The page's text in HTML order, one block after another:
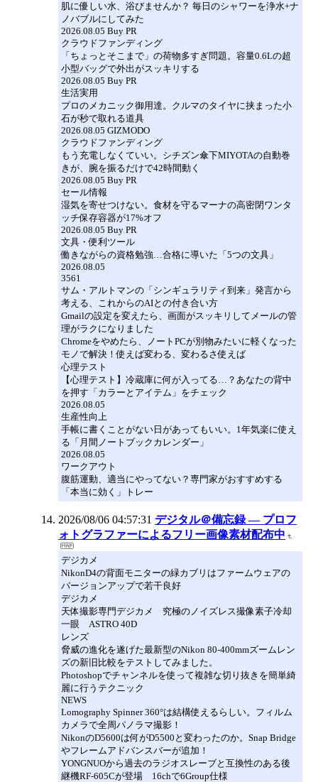
肌に優しい水、浴びませんか？ 毎日のシャワーを浄水+ナ
ノバブルにしてみた
2026.08.05 Buy PR
クラウドファンディング
「ちょっとそこまで」の荷物多すぎ問題。容量0.6Lの超
小型バッグで外出がスッキリする
2026.08.05 Buy PR
生活実用
プロのメカニック御用達。クルマのタイヤに挟まった小
石が秒で取れる道具
2026.08.05 GIZMODO
クラウドファンディング
もう充電しなくていい。シチズン傘下MIYOTAの自動巻
きが、腕を振るだけで42時間動く
2026.08.05 Buy PR
セール情報
湿気を寄せつけない。食材を守るマーナの高密閉ワンタ
ッチ保存容器が17%オフ
2026.08.05 Buy PR
文具・便利ツール
働きながらの資格勉強…合格に導いた「5つの文具」
2026.08.05
3561
サム・アルトマンの「シンギュラリティ到来」発言から
考える、これからのAIとの付き合い方
Gmailの設定を変えたら、画面がスッキリしてメールの管
理がラクになりました
Chromeをやめたら、ノートPCが別物みたいに軽くなった
モノで解決！使えば変わる、変わるさ使えば
心理テスト
【心理テスト】冷蔵庫に何が入ってる…？あなたの背中
を押す「カラーとアイテム」をチェック
2026.08.05
生産性向上
手帳に書くことがない日があってもいい。1年気楽に使え
る「月間ノートブックカレンダー」
2026.08.05
ワークアウト
腹筋運動、適当にやってない？専門家がおすすめする
「本当に効く」トレー
2026/08/06 04:57:31 デジタル＠備忘録 ― プロフ
ォトグラファーによるフリー画像素材配布中
デジカメ
NikonD4の背面モニターの緑カブリはファームウェアの
バージョンアップで若干良好
デジカメ
天体撮影専門デジカメ 究極のノイズレス撮像素子冷却
一眼 ASTRO 40D
レンズ
脅威の進化を遂げた最新型のNikon 80-400mmズームレン
ズの新旧比較をテストしてみました。
Photoshopでチャンネルを使って複雑な切り抜きを簡単綺
麗に行うテクニック
NEWS
Lomography Spinner 360°は結構使えるらしい。フィルム
カメラで全周パノラマ撮影！
NikonのD5600は何がD5500と変わったのか。Snap Bridge
やフレームアドバンスバーが追加！
YONGNUOから過去のラジオスレーブと互換性のある後
継機RF-605Cが登場 16chで6Group仕様